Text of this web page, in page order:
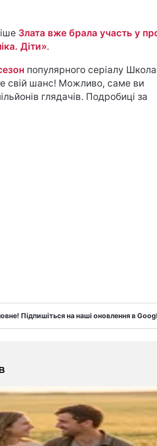
Злата вже брала участь у
Діти».
популярного серіалу Школа
свій шанс! Можливо, саме ви
глядачів. Подробиці за
Підпишіться на наші оновлення в